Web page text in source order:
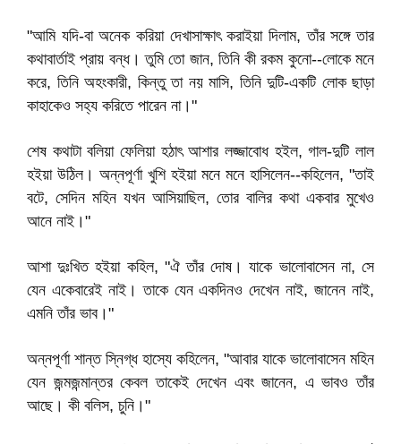
"আমি যদি-বা অনেক করিয়া দেখাসাক্ষাৎ করাইয়া দিলাম, তাঁর সঙ্গে তার
কথাবার্তাই প্রায় বন্ধ। তুমি তো জান, তিনি কী রকম কুনো--লোকে মনে
করে, তিনি অহংকারী, কিন্তু তা নয় মাসি, তিনি দুটি-একটি লোক ছাড়া
কাহাকেও সহ্য করিতে পারেন না।"
শেষ কথাটা বলিয়া ফেলিয়া হঠাৎ আশার লজ্জাবোধ হইল, গাল-দুটি লাল
হইয়া উঠিল। অন্নপূর্ণা খুশি হইয়া মনে মনে হাসিলেন--কহিলেন, "তাই
বটে, সেদিন মহিন যখন আসিয়াছিল, তোর বালির কথা একবার মুখেও
আনে নাই।"
আশা দুঃখিত হইয়া কহিল, "ঐ তাঁর দোষ। যাকে ভালোবাসেন না, সে
যেন একেবারেই নাই। তাকে যেন একদিনও দেখেন নাই, জানেন নাই,
এমনি তাঁর ভাব।"
অন্নপূর্ণা শান্ত স্নিগ্ধ হাস্যে কহিলেন, "আবার যাকে ভালোবাসেন মহিন
যেন জন্মজন্মান্তর কেবল তাকেই দেখেন এবং জানেন, এ ভাবও তাঁর
আছে। কী বলিস, চুনি।"